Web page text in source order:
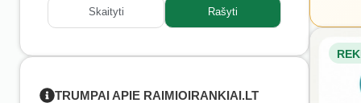
Skaityti Rašyti
TRUMPAI APIE RAIMIOIRANKIAI.LT